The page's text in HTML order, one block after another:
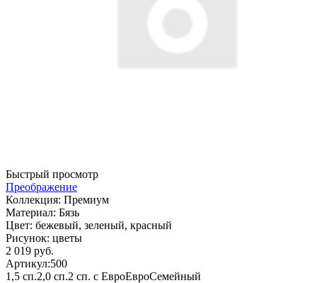
Быстрый просмотр
Преображение
Коллекция: Премиум
Материал: Бязь
Цвет: бежевый, зеленый, красный
Рисунок: цветы
2 019 руб.
Артикул:500
1,5 сп.2,0 сп.2 сп. с ЕвроЕвроСемейный